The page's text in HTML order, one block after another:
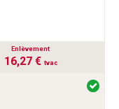
Enlèvement
16,27 € tvac